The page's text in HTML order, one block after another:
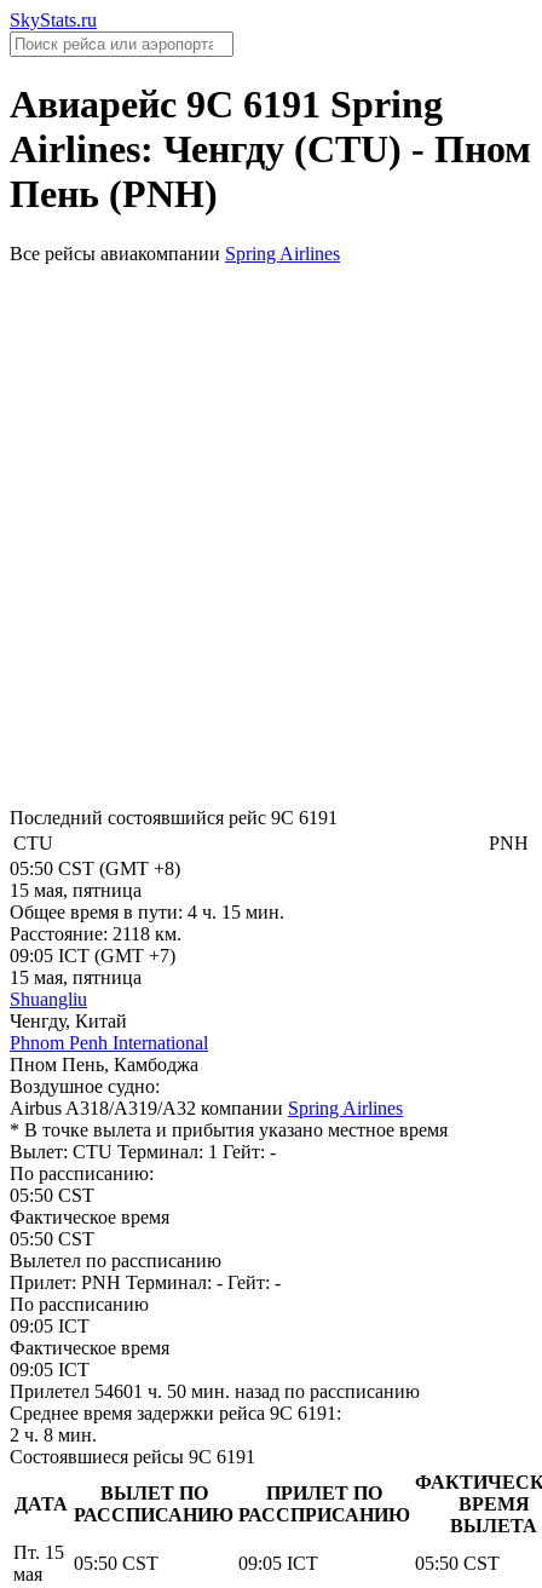
SkyStats.ru
Авиарейс 9C 6191 Spring
Airlines: Ченгду (CTU) - Пном
Пень (PNH)
Все рейсы авиакомпании Spring Airlines
Последний состоявшийся рейс 9C 6191
CTU
PNH
05:50 CST (GMT +8)
15 мая, пятница
Общее время в пути: 4 ч. 15 мин.
Расстояние: 2118 км.
09:05 ICT (GMT +7)
15 мая, пятница
Shuangliu
Ченгду, Китай
Phnom Penh International
Пном Пень, Камбоджа
Воздушное судно:
Airbus A318/A319/A32 компании Spring Airlines
* В точке вылета и прибытия указано местное время
Вылет: CTU Терминал: 1 Гейт: -
По рассписанию:
05:50 CST
Фактическое время
05:50 CST
Вылетел по рассписанию
Прилет: PNH Терминал: - Гейт: -
По рассписанию
09:05 ICT
Фактическое время
09:05 ICT
Прилетел 54601 ч. 50 мин. назад по рассписанию
Среднее время задержки рейса 9C 6191:
2 ч. 8 мин.
Состоявшиеся рейсы 9C 6191
ДАТА
ВЫЛЕТ ПО
РАССПИСАНИЮ
ПРИЛЕТ ПО
РАССПРИСАНИЮ
ВРЕМЯ
ВЫЛЕТА
Пт. 15
мая
05:50 CST 09:05 ICT 05:50 CST